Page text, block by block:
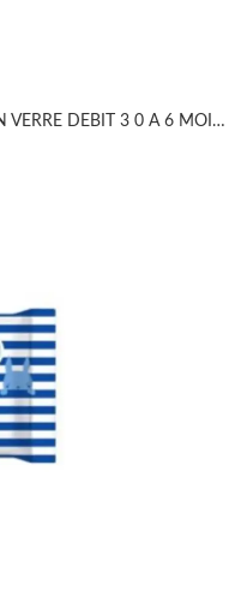
DODIE BIBERON ANTI COLIQUE EN VERRE DEBIT 3 0 A 6 MOIS VERT OISEAUX 270ML